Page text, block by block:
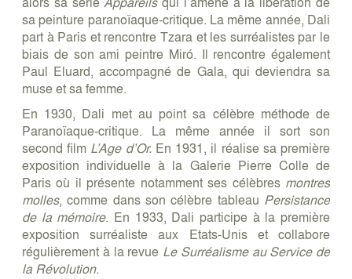
sa peinture paranoïaque-critique. La même année, Dali
part à Paris et rencontre Tzara et les surréalistes par le
biais de son ami peintre Miró. Il rencontre également
Paul Eluard, accompagné de Gala, qui deviendra sa
muse et sa femme.
En 1930, Dali met au point sa célèbre méthode de
Paranoïaque-critique. La même année il sort son
second film L’Age d’Or.En 1931, il réalise sa première
exposition individuelle à la Galerie Pierre Colle de
Paris où il présente notamment ses célèbres montres
molles, comme dans son célèbre tableau Persistance
de la mémoire. En 1933, Dali participe à la première
exposition surréaliste aux Etats-Unis et collabore
régulièrement à la revue Le Surréalisme au Service de
la Révolution.